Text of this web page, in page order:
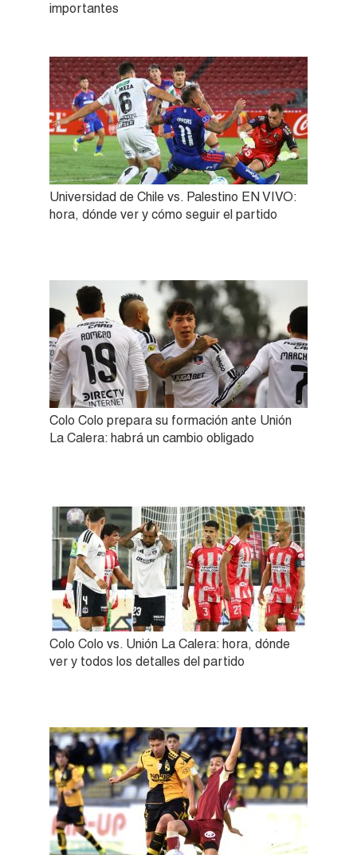
importantes
Universidad de Chile vs. Palestino EN VIVO:
hora, dónde ver y cómo seguir el partido
Colo Colo prepara su formación ante Unión
La Calera: habrá un cambio obligado
Colo Colo vs. Unión La Calera: hora, dónde
ver y todos los detalles del partido